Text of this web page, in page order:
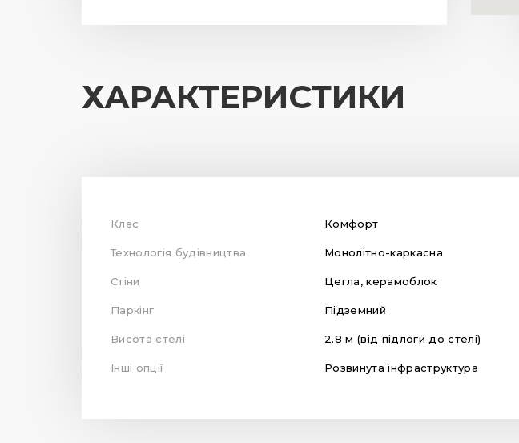
ХАРАКТЕРИСТИКИ
Клас Комфорт
Технологія будівництва Монолітно-каркасна
Стіни Цегла, керамоблок
Паркінг Підземний
Висота стелі 2.8 м (від підлоги до стелі)
Інші опції Розвинута інфраструктура